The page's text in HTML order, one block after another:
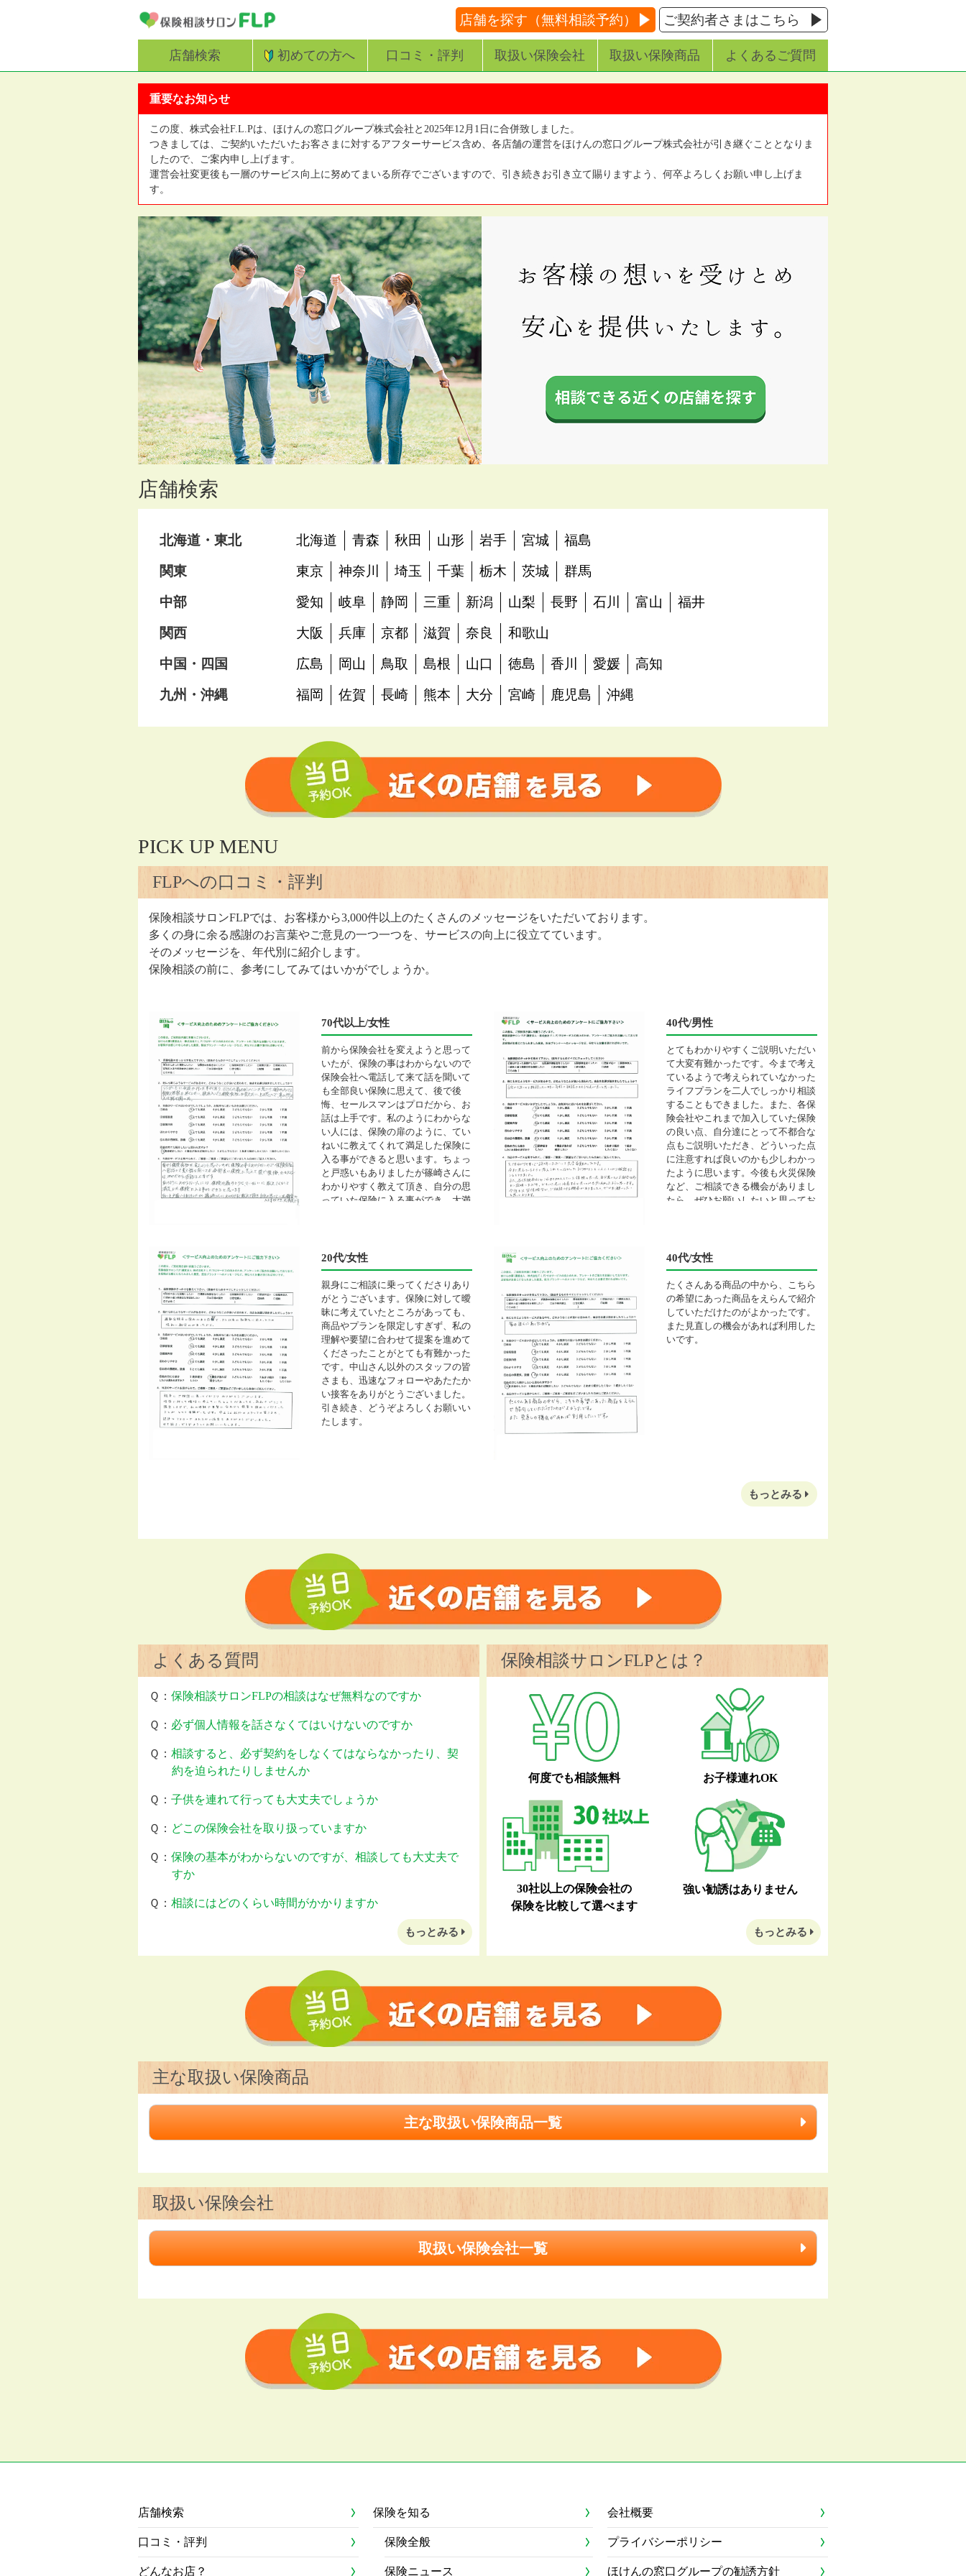
店舗を探す（無料相談予約） ご契約者さまはこちら
店舗検索 初めての方へ 口コミ・評判 取扱い保険会社 取扱い保険商品 よくあるご質問
重要なお知らせ
この度、株式会社F.L.Pは、ほけんの窓口グループ株式会社と2025年12月1日に合併致しました。
つきましては、ご契約いただいたお客さまに対するアフターサービス含め、各店舗の運営をほけんの窓口グループ株式会社が引き継ぐこととなりま
したので、ご案内申し上げます。
運営会社変更後も一層のサービス向上に努めてまいる所存でございますので、引き続きお引き立て賜りますよう、何卒よろしくお願い申し上げま
す。
店舗検索
北海道・東北 北海道 青森 秋田 山形 岩手 宮城 福島
関東 東京 神奈川 埼玉 千葉 栃木 茨城 群馬
中部 愛知 岐阜 静岡 三重 新潟 山梨 長野 石川 富山 福井
関西 大阪 兵庫 京都 滋賀 奈良 和歌山
中国・四国 広島 岡山 鳥取 島根 山口 徳島 香川 愛媛 高知
九州・沖縄 福岡 佐賀 長崎 熊本 大分 宮崎 鹿児島 沖縄
PICK UP MENU
FLPへの口コミ・評判
保険相談サロンFLPでは、お客様から3,000件以上のたくさんのメッセージをいただいております。
多くの身に余る感謝のお言葉やご意見の一つ一つを、サービスの向上に役立てています。
そのメッセージを、年代別に紹介します。
保険相談の前に、参考にしてみてはいかがでしょうか。
70代以上/女性
前から保険会社を変えようと思って
いたが、保険の事はわからないので
保険会社へ電話して来て話を聞いて
も全部良い保険に思えて、後で後
悔、セールスマンはプロだから、お
話は上手です。私のようにわからな
い人には、保険の扉のように、てい
ねいに教えてくれて満足した保険に
入る事ができると思います。ちょっ
と戸惑いもありましたが篠崎さんに
わかりやすく教えて頂き、自分の思
っていた保険に入る事ができ、大満
40代/男性
とてもわかりやすくご説明いただい
て大変有難かったです。今まで考え
ているようで考えられていなかった
ライフプランを二人でしっかり相談
することもできました。また、各保
険会社やこれまで加入していた保険
の良い点、自分達にとって不都合な
点もご説明いただき、どういった点
に注意すれば良いのかも少しわかっ
たように思います。今後も火災保険
など、ご相談できる機会がありまし
たら、ぜひお願いしたいと思ってお
20代/女性
親身にご相談に乗ってくださりあり
がとうございます。保険に対して曖
昧に考えていたところがあっても、
商品やプランを限定しすぎず、私の
理解や要望に合わせて提案を進めて
くださったことがとても有難かった
です。中山さん以外のスタッフの皆
さまも、迅速なフォローやあたたか
い接客をありがとうございました。
引き続き、どうぞよろしくお願いい
たします。
40代/女性
たくさんある商品の中から、こちら
の希望にあった商品をえらんで紹介
していただけたのがよかったです。
また見直しの機会があれば利用した
いです。
もっとみる
よくある質問
Ｑ： 保険相談サロンFLPの相談はなぜ無料なのですか
Ｑ： 必ず個人情報を話さなくてはいけないのですか
Ｑ： 相談すると、必ず契約をしなくてはならなかったり、契
約を迫られたりしませんか
Ｑ： 子供を連れて行っても大丈夫でしょうか
Ｑ： どこの保険会社を取り扱っていますか
Ｑ： 保険の基本がわからないのですが、相談しても大丈夫で
すか
Ｑ： 相談にはどのくらい時間がかかりますか
もっとみる
保険相談サロンFLPとは？
何度でも相談無料 お子様連れOK
30社以上の保険会社の
保険を比較して選べます
強い勧誘はありません
もっとみる
主な取扱い保険商品
主な取扱い保険商品一覧
取扱い保険会社
取扱い保険会社一覧
店舗検索
口コミ・評判
どんなお店？
保険を知る
保険全般
保険ニュース
会社概要
プライバシーポリシー
ほけんの窓口グループの勧誘方針